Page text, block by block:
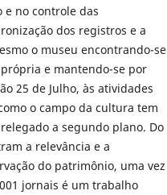
e no controle das
dos registros e a
o museu encontrando-se
e mantendo-se por
25 de Julho, às atividades
o campo da cultura tem
a segundo plano. Do
a relevância e a
do patrimônio, uma vez
jornais é um trabalho